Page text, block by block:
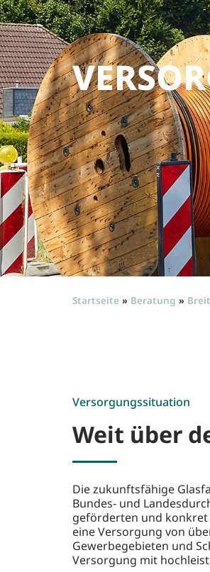
Startseite » Beratung »
Versorgungssituation
Weit über
Die zukunftsfähige
Bundes- und
geförderten und
eine Versorgung von
Gewerbegebieten und
Versorgung mit